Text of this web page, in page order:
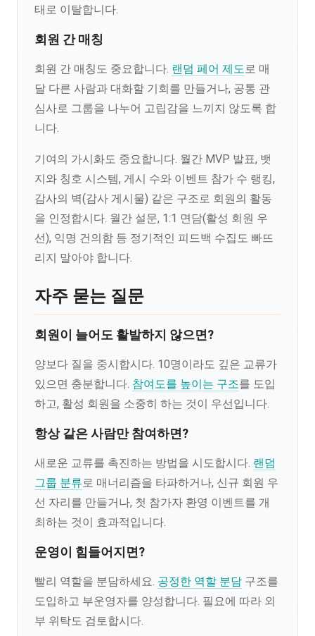
태로 이탈합니다.
회원 간 매칭
회원 간 매칭도 중요합니다. 랜덤 페어 제도로 매
달 다른 사람과 대화할 기회를 만들거나, 공통 관
심사로 그룹을 나누어 고립감을 느끼지 않도록 합
니다.
기여의 가시화도 중요합니다. 월간 MVP 발표, 뱃
지와 칭호 시스템, 게시 수와 이벤트 참가 수 랭킹,
감사의 벽(감사 게시물) 같은 구조로 회원의 활동
을 인정합시다. 월간 설문, 1:1 면담(활성 회원 우
선), 익명 건의함 등 정기적인 피드백 수집도 빠뜨
리지 말아야 합니다.
자주 묻는 질문
회원이 늘어도 활발하지 않으면?
양보다 질을 중시합시다. 10명이라도 깊은 교류가
있으면 충분합니다. 참여도를 높이는 구조를 도입
하고, 활성 회원을 소중히 하는 것이 우선입니다.
항상 같은 사람만 참여하면?
새로운 교류를 촉진하는 방법을 시도합시다. 랜덤
그룹 분류로 매너리즘을 타파하거나, 신규 회원 우
선 자리를 만들거나, 첫 참가자 환영 이벤트를 개
최하는 것이 효과적입니다.
운영이 힘들어지면?
빨리 역할을 분담하세요. 공정한 역할 분담 구조를
도입하고 부운영자를 양성합니다. 필요에 따라 외
부 위탁도 검토합시다.